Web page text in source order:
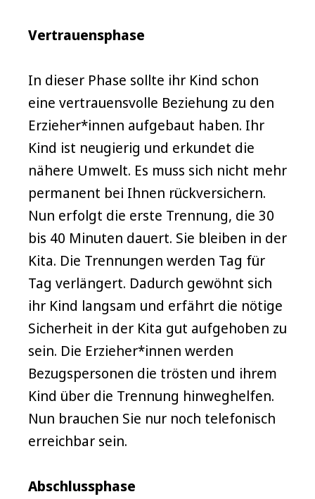
Vertrauensphase
In dieser Phase sollte ihr Kind schon
eine vertrauensvolle Beziehung zu den
Erzieher*innen aufgebaut haben. Ihr
Kind ist neugierig und erkundet die
nähere Umwelt. Es muss sich nicht mehr
permanent bei Ihnen rückversichern.
Nun erfolgt die erste Trennung, die 30
bis 40 Minuten dauert. Sie bleiben in der
Kita. Die Trennungen werden Tag für
Tag verlängert. Dadurch gewöhnt sich
ihr Kind langsam und erfährt die nötige
Sicherheit in der Kita gut aufgehoben zu
sein. Die Erzieher*innen werden
Bezugspersonen die trösten und ihrem
Kind über die Trennung hinweghelfen.
Nun brauchen Sie nur noch telefonisch
erreichbar sein.
Abschlussphase